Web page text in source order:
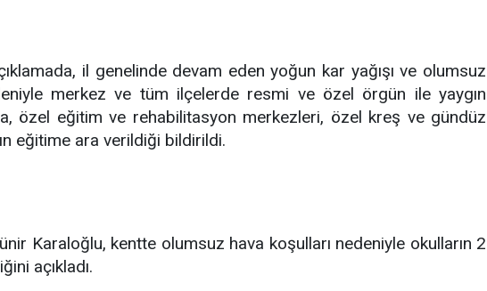
il genelinde devam eden yoğun kar yağışı ve olumsuz
merkez ve tüm ilçelerde resmi ve özel örgün ile yaygın
özel eğitim ve rehabilitasyon merkezleri, özel kreş ve gündüz
eğitime ara verildiği bildirildi.
Karaloğlu, kentte olumsuz hava koşulları nedeniyle okulların 2
açıkladı.